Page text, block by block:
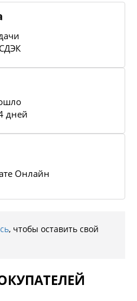
дней
Онлайн
, чтобы оставить свой